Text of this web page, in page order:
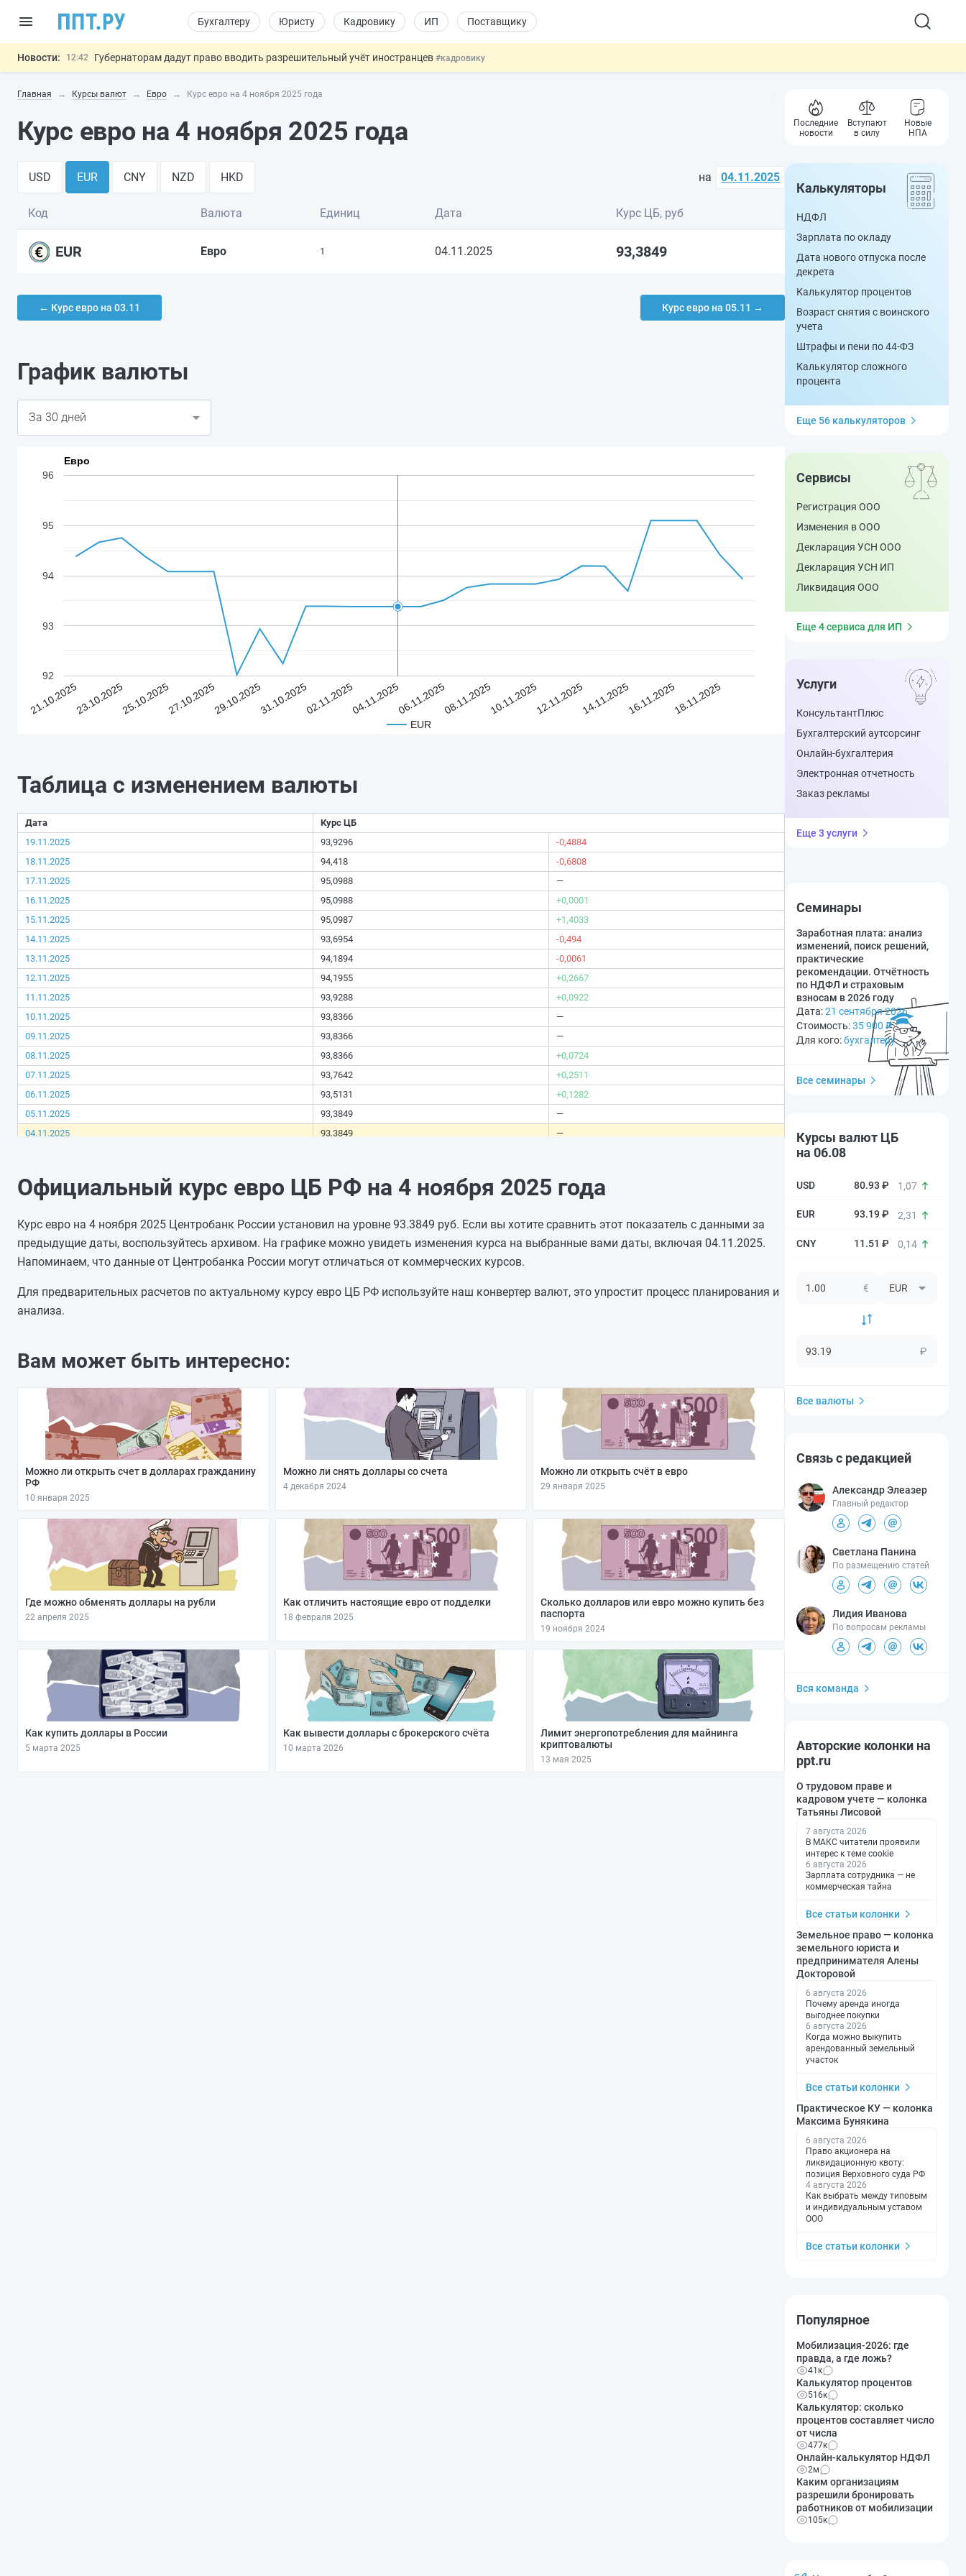
Бухгалтеру Юристу Кадровику ИП Поставщику
Новости: 12:42 Губернаторам дадут право вводить разрешительный учёт иностранцев #кадровику
11:31
Важно Разработают единые критерии трудовых и ГПХ-отношений
13:16 Могут разрешить использование персональных данных россиян для обучения ИИ
Главная Курсы валют Евро Курс евро на 4 ноября 2025 года
Курс евро на 4 ноября 2025 года
USD EUR CNY NZD HKD на 04.11.2025
Код Валюта Единиц Дата Курс ЦБ, руб
EUR Евро 1 04.11.2025 93,3849
← Курс евро на 03.11 Курс евро на 05.11 →
График валюты
Евро
EUR
21.10.202523.10.202525.10.202527.10.202529.10.202531.10.202502.11.202504.11.202506.11.202508.11.202510.11.202512.11.202514.11.202516.11.202518.11.2025
92
93
94
95
96
Таблица с изменением валюты
Дата
Курс ЦБ
19.11.2025
93,9296
-0,4884
18.11.2025
94,418
-0,6808
17.11.2025
95,0988
—
16.11.2025
95,0988
+0,0001
15.11.2025
95,0987
+1,4033
14.11.2025
93,6954
-0,494
13.11.2025
94,1894
-0,0061
12.11.2025
94,1955
+0,2667
11.11.2025
93,9288
+0,0922
10.11.2025
93,8366
—
09.11.2025
93,8366
—
08.11.2025
93,8366
+0,0724
07.11.2025
93,7642
+0,2511
06.11.2025
93,5131
+0,1282
05.11.2025
93,3849
—
04.11.2025
93,3849
—
01.11.2025
93,3894
-0,0001
30.10.2025
92,2466
-0,693
29.10.2025
92,9396
+0,9162
28.10.2025
92,0234
27.10.2025
94,0821
—
26.10.2025
23.10.2025
22.10.2025
94,6657
+0,2811
21.10.2025
94,3846
Официальный курс евро ЦБ РФ на 4 ноября 2025 года
Курс евро на 4 ноября 2025 Центробанк России установил на уровне 93.3849 руб. Если вы хотите сравнить этот показатель с данными за
предыдущие даты, воспользуйтесь архивом. На графике можно увидеть изменения курса на выбранные вами даты, включая 04.11.2025.
Напоминаем, что данные от Центробанка России могут отличаться от коммерческих курсов.
Для предварительных расчетов по актуальному курсу евро ЦБ РФ используйте наш конвертер валют, это упростит процесс планирования и
анализа.
Вам может быть интересно:
Можно ли открыть счет в долларах гражданину
РФ
10 января 2025
Можно ли снять доллары со счета
4 декабря 2024
Можно ли открыть счёт в евро
29 января 2025
Где можно обменять доллары на рубли
22 апреля 2025
Как отличить настоящие евро от подделки
18 февраля 2025
Сколько долларов или евро можно купить без
паспорта
19 ноября 2024
Как купить доллары в России
5 марта 2025
Как вывести доллары с брокерского счёта
10 марта 2026
Лимит энергопотребления для майнинга
криптовалюты
13 мая 2025
Последние
новости
Вступают
в силу
Новые
НПА
Калькуляторы
НДФЛ
Зарплата по окладу
Дата нового отпуска после
декрета
Калькулятор процентов
Возраст снятия с воинского
учета
Штрафы и пени по 44-ФЗ
Калькулятор сложного
процента
Еще 56 калькуляторов
Сервисы
Регистрация ООО
Изменения в ООО
Декларация УСН ООО
Декларация УСН ИП
Ликвидация ООО
Еще 4 сервиса для ИП
Услуги
КонсультантПлюс
Бухгалтерский аутсорсинг
Онлайн-бухгалтерия
Электронная отчетность
Заказ рекламы
Еще 3 услуги
Семинары
Заработная плата: анализ
изменений, поиск решений,
практические
рекомендации. Отчётность
по НДФЛ и страховым
взносам в 2026 году
Дата:21 сентября 2026
Стоимость:35 900 ₽
Для кого:бухгалтеру
Все семинары
Курсы валют ЦБ
на 06.08
80.93 ₽ 1,07
93.19 ₽ 2,31
11.51 ₽ 0,14
€
₽
Все валюты
Связь с редакцией
Александр Элеазер
Главный редактор
Светлана Панина
По размещению статей
Лидия Иванова
По вопросам рекламы
Вся команда
Авторские колонки на
ppt.ru
О трудовом праве и
кадровом учете — колонка
Татьяны Лисовой
7 августа 2026
В МАКС читатели проявили
интерес к теме cookie
6 августа 2026
Зарплата сотрудника — не
коммерческая тайна
Все статьи колонки
Земельное право — колонка
земельного юриста и
предпринимателя Алены
Докторовой
6 августа 2026
Почему аренда иногда
выгоднее покупки
6 августа 2026
Когда можно выкупить
арендованный земельный
участок
Все статьи колонки
Практическое КУ — колонка
Максима Бунякина
6 августа 2026
Право акционера на
ликвидационную квоту:
позиция Верховного суда РФ
4 августа 2026
Как выбрать между типовым
и индивидуальным уставом
ООО
Все статьи колонки
Популярное
Мобилизация-2026: где
правда, а где ложь?
41к
Калькулятор процентов
516к
Калькулятор: сколько
процентов составляет число
от числа
477к
Онлайн-калькулятор НДФЛ
2м
Каким организациям
разрешили бронировать
работников от мобилизации
105к